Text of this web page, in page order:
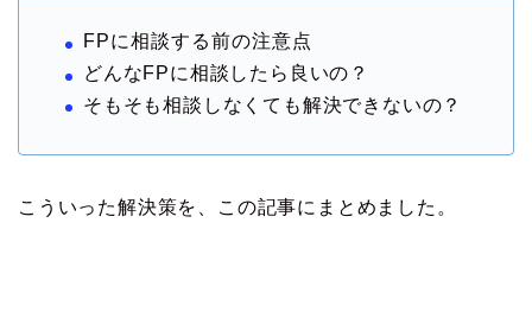
FPに相談する前の注意点
どんなFPに相談したら良いの？
そもそも相談しなくても解決できないの？
こういった解決策を、この記事にまとめました。